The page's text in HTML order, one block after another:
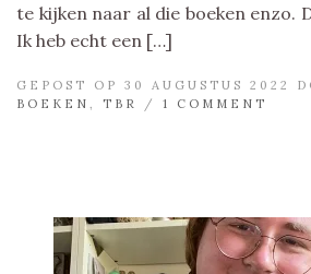
te kijken naar al die boeken enzo.
Ik heb echt een […]
GEPOST OP 30 AUGUSTUS 2022
BOEKEN
TBR / 1 COMMENT